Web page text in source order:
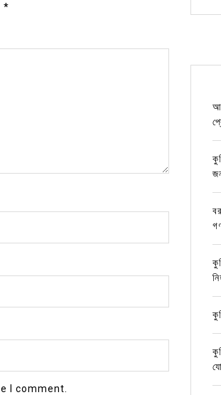
*
I comment.